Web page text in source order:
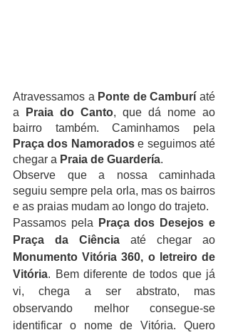
Atravessamos a Ponte de Camburí até
a Praia do Canto, que dá nome ao
bairro também. Caminhamos pela
Praça dos Namorados e seguimos até
chegar a Praia de Guardería.
Observe que a nossa caminhada
seguiu sempre pela orla, mas os bairros
e as praias mudam ao longo do trajeto.
Passamos pela Praça dos Desejos e
Praça da Ciência
Monumento Vitória 360, o letreiro de
Vitória. Bem diferente de todos que já
vi, chega a ser abstrato, mas
observando melhor consegue-se
identificar o nome de Vitória. Quero